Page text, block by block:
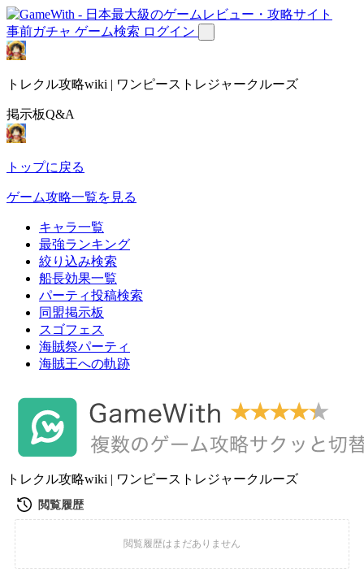
事前ガチャ ゲーム検索 ログイン
トレクル攻略wiki | ワンピーストレジャークルーズ
掲示板Q&A
トップに戻る
ゲーム攻略一覧を見る
キャラ一覧
最強ランキング
絞り込み検索
船長効果一覧
パーティ投稿検索
同盟掲示板
スゴフェス
海賊祭パーティ
海賊王への軌跡
トレクル攻略wiki | ワンピーストレジャークルーズ